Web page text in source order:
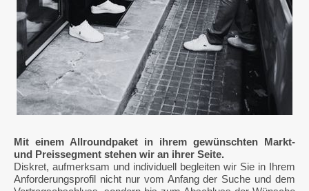
Mit einem Allroundpaket in ihrem gewünschten Markt-
und Preissegment stehen wir an ihrer Seite.
Diskret, aufmerksam und individuell begleiten wir Sie in Ihrem
Anforderungsprofil nicht nur vom Anfang der Suche und dem